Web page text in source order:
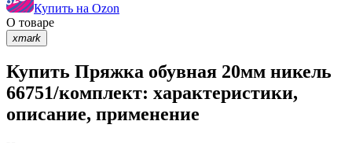
Купить на Ozon
О товаре
xmark
Купить Пряжка обувная 20мм никель
66751/комплект: характеристики,
описание, применение